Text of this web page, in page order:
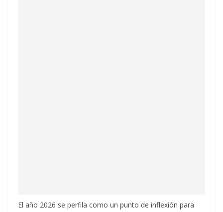
El año 2026 se perfila como un punto de inflexión para